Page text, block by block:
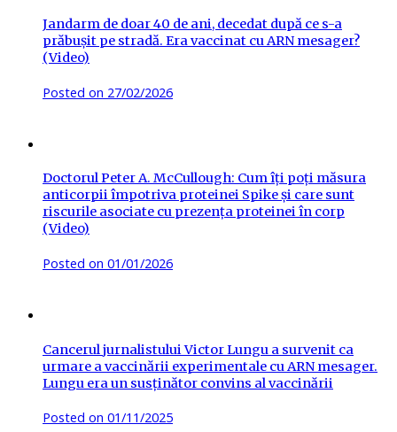
Jandarm de doar 40 de ani, decedat după ce s-a
prăbușit pe stradă. Era vaccinat cu ARN mesager?
(Video)
Posted on 27/02/2026
Doctorul Peter A. McCullough: Cum îți poți măsura
anticorpii împotriva proteinei Spike și care sunt
riscurile asociate cu prezența proteinei în corp
(Video)
Posted on 01/01/2026
Cancerul jurnalistului Victor Lungu a survenit ca
urmare a vaccinării experimentale cu ARN mesager.
Lungu era un susținător convins al vaccinării
Posted on 01/11/2025